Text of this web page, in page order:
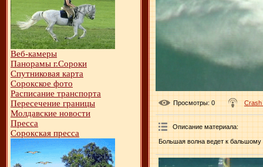
Веб-камеры
Панорамы г.Сороки
Спутниковая карта
Сорокское фото
Расписание транспорта
Пересечение границы
Молдавские новости
Пресса
Сорокская пресса
Просмотры: 0 Crash
Описание материала:
Большая волна ведет к бальшому